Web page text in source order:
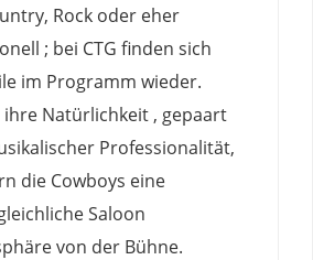
Rock oder eher
; bei CTG finden sich
im Programm wieder.
ihre Natürlichkeit , gepaart
Professionalität,
die Cowboys eine
Saloon
von der Bühne.